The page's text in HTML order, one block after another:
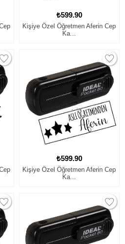
₺599.90
Kişiye Özel Öğretmen Aferin Cep
Ka...
₺599.90
Kişiye Özel Öğretmen Aferin Cep
Ka...